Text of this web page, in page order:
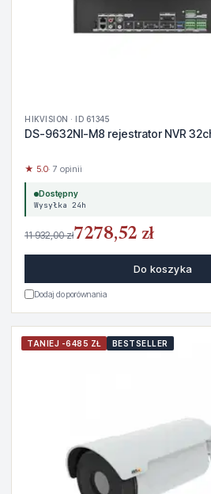
HIKVISION · ID 61345
DS-9632NI-M8 rejestrator NVR
★ 5.0· 7 opinii
Dostępny
Wysyłka 24h
11 932,00 zł7278,52 zł
Do koszyka
Dodaj do porównania
TANIEJ -6485 ZŁ BESTSELLER